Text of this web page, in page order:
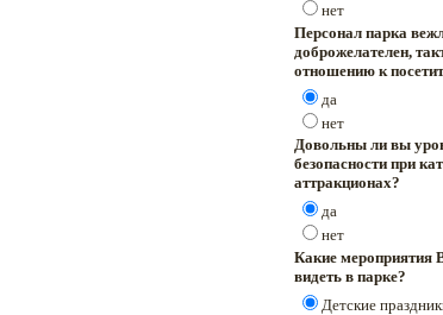
нет
Персонал парка
доброжелателен,
отношению к
да
нет
Довольны ли вы
безопасности при
аттракционах?
да
нет
Какие мероприятия
видеть в парке?
Детские